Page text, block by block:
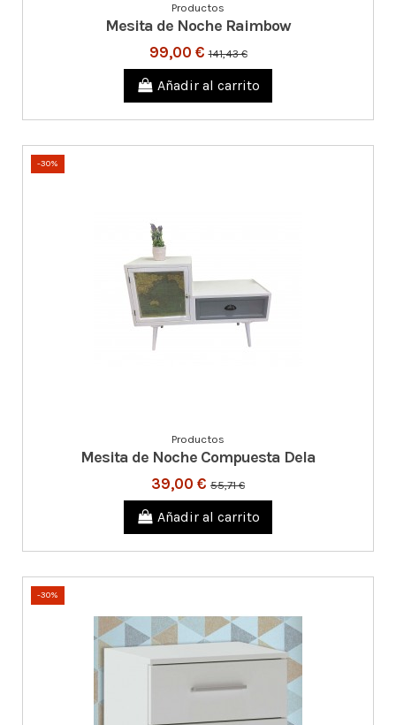
Productos
Mesita de Noche Raimbow
99,00 €141,43 €
Añadir al carrito
-30%
Productos
Mesita de Noche Compuesta Dela
39,00 € 55,71 €
Añadir al carrito
-30%